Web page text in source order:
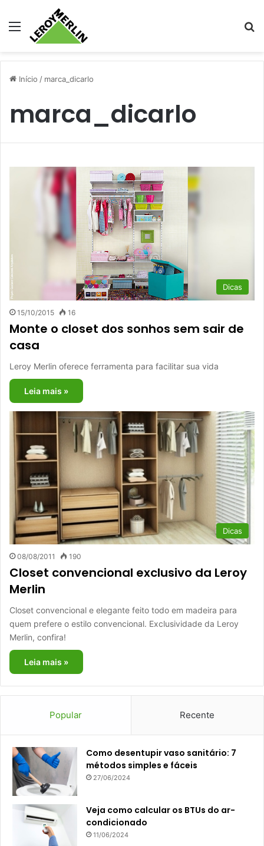
Menu
Início / marca_dicarlo
marca_dicarlo
Dicas
15/10/2015 16
Monte o closet dos sonhos sem sair de
casa
Leroy Merlin oferece ferramenta para facilitar sua vida
Leia mais »
Dicas
08/08/2011 190
Closet convencional exclusivo da Leroy
Merlin
Closet convencional e elegante feito todo em madeira para
quem prefere o estilo convencional. Exclusividade da Leroy
Merlin, confira!
Leia mais »
Popular Recente
Como desentupir vaso sanitário: 7
métodos simples e fáceis
27/06/2024
Veja como calcular os BTUs do ar-
condicionado
11/06/2024